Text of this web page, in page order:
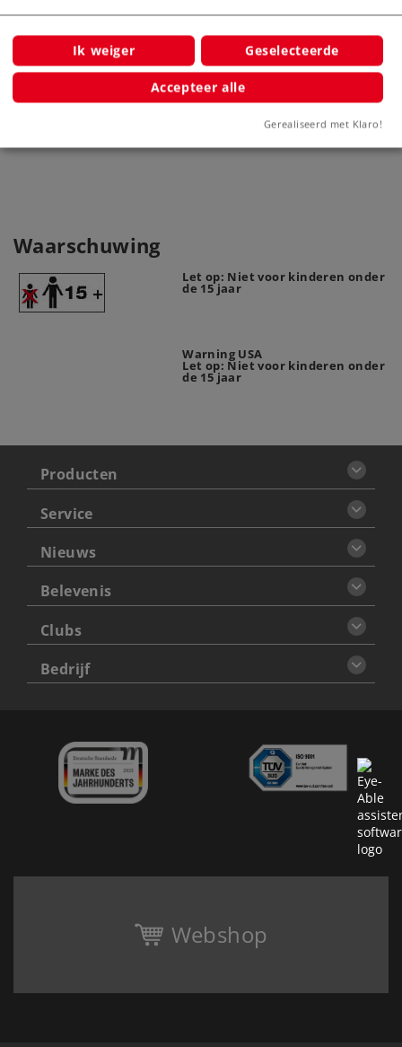
Elektrische locomotief type 189
Waarschuwing
Let op: Niet voor kinderen onder
de 15 jaar
Warning USA
Let op: Niet voor kinderen onder
de 15 jaar
Producten
Service
Nieuws
Belevenis
Clubs
Bedrijf
Webshop
Ik weiger Geselecteerde
Accepteer alle
Gerealiseerd met Klaro!